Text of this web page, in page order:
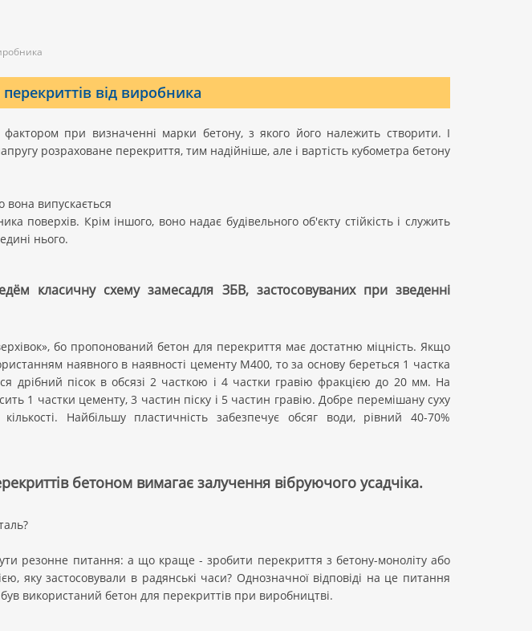
від виробника
при визначенні марки бетону, з якого його належить створити. І
розраховане перекриття, тим надійніше, але і вартість кубометра бетону
вона випускається
поверхів. Крім іншого, воно надає будівельного об'єкту стійкість і служить
нього.
класичну схему замесадля ЗБВ, застосовуваних при зведенні
бо пропонований бетон для перекриття має достатню міцність. Якщо
наявного в наявності цементу М400, то за основу береться 1 частка
дрібний пісок в обсязі 2 часткою і 4 частки гравію фракцією до 20 мм. На
1 частки цементу, 3 частин піску і 5 частин гравію. Добре перемішану суху
Найбільшу пластичність забезпечує обсяг води, рівний 40-70%
бетоном вимагає залучення вібруючого усадчіка.
резонне питання: а що краще - зробити перекриття з бетону-моноліту або
яку застосовували в радянські часи? Однозначної відповіді на це питання
був використаний бетон для перекриттів при виробництві.